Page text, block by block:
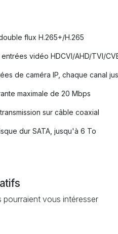
flux H.265+/H.265
vidéo HDCVI/AHD/TVI/
de caméra IP, chaque canal
maximale de 20 Mbps
sur câble coaxial
dur SATA, jusqu'à 6 To
pourraient vous intéresser